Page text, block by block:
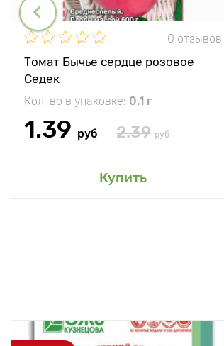
0 отзывов
Томат Бычье сердце розовое
Седек
Кол-во в упаковке: 0.1 г
1.39 руб 2.39 руб
Купить